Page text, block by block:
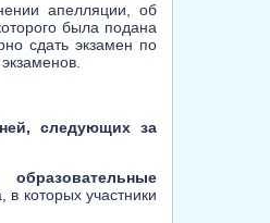
апелляции, об
была подана
сдать экзамен по
следующих за
образовательные
которых участники